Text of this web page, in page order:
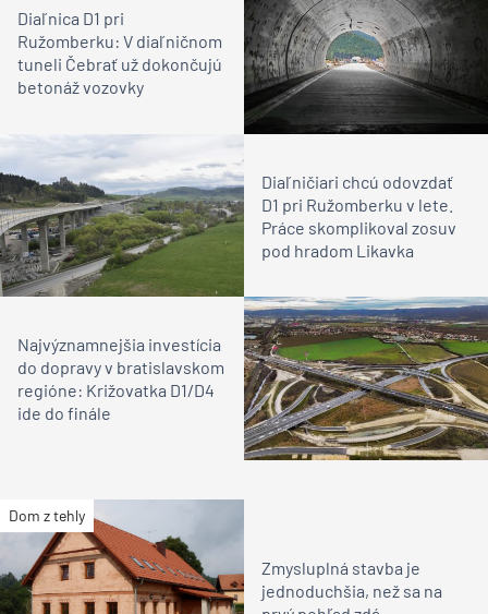
Diaľnica D1 pri
Ružomberku: V diaľničnom
tuneli Čebrať už dokončujú
betonáž vozovky
Diaľničiari chcú odovzdať
D1 pri Ružomberku v lete.
Práce skomplikoval zosuv
pod hradom Likavka
Najvýznamnejšia investícia
do dopravy v bratislavskom
regióne: Križovatka D1/D4
ide do finále
Dom z tehly
Zmysluplná stavba je
jednoduchšia, než sa na